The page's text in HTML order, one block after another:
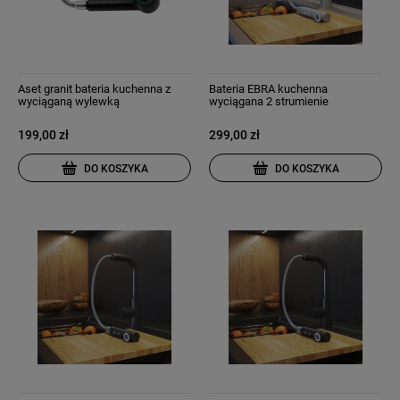
Aset granit bateria kuchenna z
wyciąganą wylewką
199,00 zł
DO KOSZYKA
Bateria EBRA kuchenna
wyciągana 2 strumienie
299,00 zł
DO KOSZYKA